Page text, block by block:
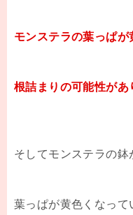
モンステラの葉っぱ
根詰まりの可能性があ
そしてモンステラの鉢
葉っぱが黄色くなって